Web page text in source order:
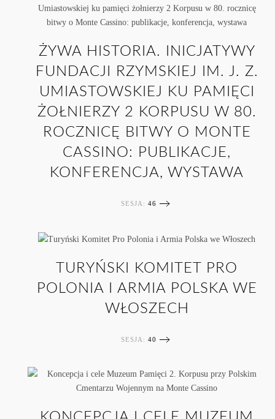
ŻYWA HISTORIA. INICJATYWY
FUNDACJI RZYMSKIEJ IM. J. Z.
UMIASTOWSKIEJ KU PAMIĘCI
ŻOŁNIERZY 2 KORPUSU W 80.
ROCZNICĘ BITWY O MONTE
CASSINO: PUBLIKACJE,
KONFERENCJA, WYSTAWA
SESJA: 46
TURYŃSKI KOMITET PRO
POLONIA I ARMIA POLSKA WE
WŁOSZECH
SESJA: 40